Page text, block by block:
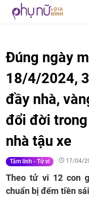
Đúng ngày
18/4/2024,
đầy nhà,
đổi đời
nhà tậu xe
Tâm linh - Tử vi 17/04/
Theo tử vi 12 con
chuẩn bị đếm tiền